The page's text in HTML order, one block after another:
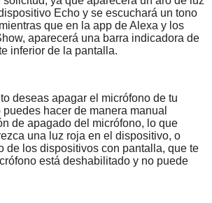
Echo y se escuchará un tono
que en la app de Alexa y los
aparecerá una barra indicadora de
inferior de la pantalla.
deseas apagar el micrófono de tu
hacer de manera manual
de apagado del micrófono, lo que
una luz roja en el dispositivo, o
de los dispositivos con pantalla, que te
está deshabilitado y no puede